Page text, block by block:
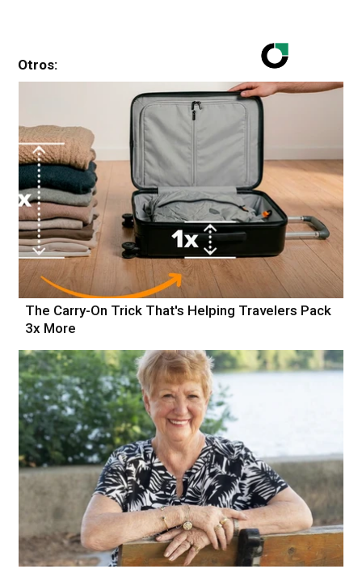
Otros:
The Carry-On Trick That's Helping Travelers Pack
3x More